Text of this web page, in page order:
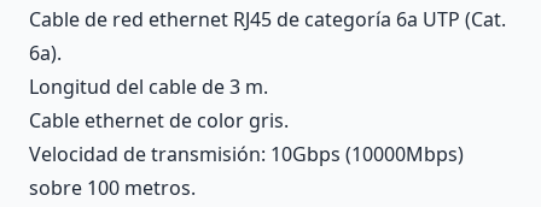
Cable de red ethernet RJ45 de categoría 6a UTP (Cat.
6a).
Longitud del cable de 3 m.
Cable ethernet de color gris.
Velocidad de transmisión: 10Gbps (10000Mbps)
sobre 100 metros.